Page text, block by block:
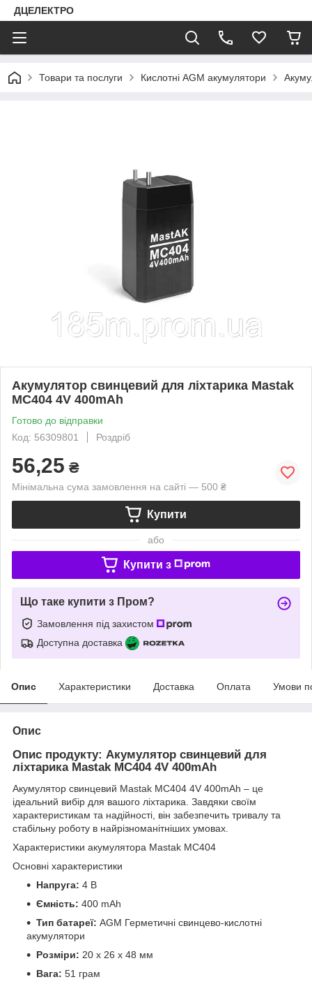
ДЦЕЛЕКТРО
Товари та послуги Кислотні AGM акумулятори
Акумулятор свинцевий для ліхтарика Mastak
MС404 4V 400mAh
Готово до відправки
Код: 56309801
Роздріб
56,25 ₴
Мінімальна сума замовлення на сайті — 500 ₴
Купити
або
Купити з
Що таке купити з Пром?
Замовлення під захистом
Доступна доставка
Опис Характеристики Доставка Оплата Умови
Опис
Опис продукту: Акумулятор свинцевий для
ліхтарика Mastak MC404 4V 400mAh
Акумулятор свинцевий Mastak MC404 4V 400mAh – це
ідеальний вибір для вашого ліхтарика. Завдяки своїм
характеристикам та надійності, він забезпечить тривалу та
стабільну роботу в найрізноманітніших умовах.
Характеристики акумулятора Mastak MC404
Основні характеристики
Напруга: 4 В
Ємність: 400 mAh
Тип батареї: AGM Герметичні свинцево-кислотні
акумулятори
Розміри: 20 х 26 х 48 мм
Вага: 51 грам